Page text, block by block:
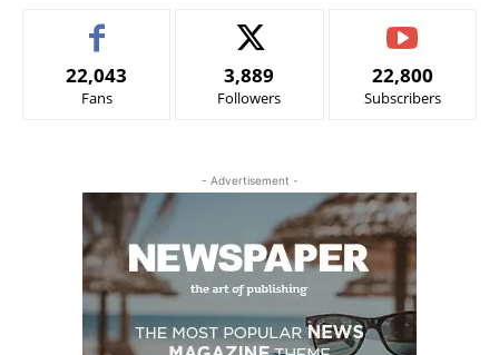
22,043
Fans
3,889
Followers
22,800
Subscribers
- Advertisement -